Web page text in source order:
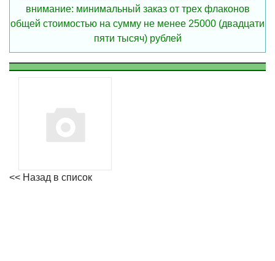
внимание: минимальный заказ от трех флаконов
общей стоимостью на сумму не менее 25000 (двадцати
пяти тысяч) рублей
<< Назад в список